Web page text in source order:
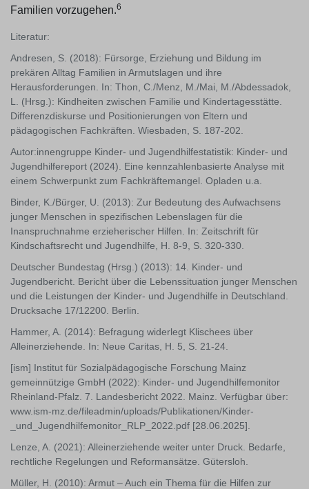
Familien vorzugehen.6
Literatur:
Andresen, S. (2018): Fürsorge, Erziehung und Bildung im
prekären Alltag Familien in Armutslagen und ihre
Herausforderungen. In: Thon, C./Menz, M./Mai, M./Abdessadok,
L. (Hrsg.): Kindheiten zwischen Familie und Kindertagesstätte.
Differenzdiskurse und Positionierungen von Eltern und
pädagogischen Fachkräften. Wiesbaden, S. 187-202.
Autor:innengruppe Kinder- und Jugendhilfestatistik: Kinder- und
Jugendhilfereport (2024). Eine kennzahlenbasierte Analyse mit
einem Schwerpunkt zum Fachkräftemangel. Opladen u.a.
Binder, K./Bürger, U. (2013): Zur Bedeutung des Aufwachsens
junger Menschen in spezifischen Lebenslagen für die
Inanspruchnahme erzieherischer Hilfen. In: Zeitschrift für
Kindschaftsrecht und Jugendhilfe, H. 8-9, S. 320-330.
Deutscher Bundestag (Hrsg.) (2013): 14. Kinder- und
Jugendbericht. Bericht über die Lebenssituation junger Menschen
und die Leistungen der Kinder- und Jugendhilfe in Deutschland.
Drucksache 17/12200. Berlin.
Hammer, A. (2014): Befragung widerlegt Klischees über
Alleinerziehende. In: Neue Caritas, H. 5, S. 21-24.
[ism] Institut für Sozialpädagogische Forschung Mainz
gemeinnützige GmbH (2022): Kinder- und Jugendhilfemonitor
Rheinland-Pfalz. 7. Landesbericht 2022. Mainz. Verfügbar über:
www.ism-mz.de/fileadmin/uploads/Publikationen/Kinder-
_und_Jugendhilfemonitor_RLP_2022.pdf [28.06.2025].
Lenze, A. (2021): Alleinerziehende weiter unter Druck. Bedarfe,
rechtliche Regelungen und Reformansätze. Gütersloh.
Müller, H. (2010): Armut – Auch ein Thema für die Hilfen zur